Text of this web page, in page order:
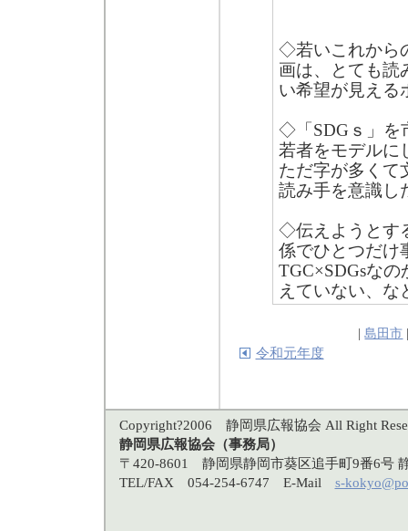
◇若いこれから
画は、とても読
い希望が見える
◇「SDGｓ」を
若者をモデルに
ただ字が多くて
読み手を意識し
◇伝えようとす
係でひとつだけ
TGC×SDGsな
えていない、な
|島田市
令和元年度
Copyright?2006 静岡県広報協会 All Right
静岡県広報協会（事務局）
〒420-8601 静岡県静岡市葵区追手町9番6号
TEL/FAX 054-254-6747 E-Mail s-